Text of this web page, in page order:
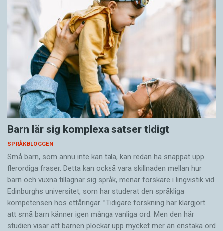
Barn lär sig komplexa satser tidigt
SPRÅKBLOGGEN
Små barn, som ännu inte kan tala, kan redan ha snappat upp
flerordiga fraser. Detta kan också vara skillnaden mellan hur
barn och vuxna tillägnar sig språk, menar forskare i lingvistik vid
Edinburghs universitet, som har studerat den språkliga
kompetensen hos ettåringar. ”Tidigare forskning har klargjort
att små barn känner igen många vanliga ord. Men den här
studien visar att barnen plockar upp mycket mer än enstaka ord